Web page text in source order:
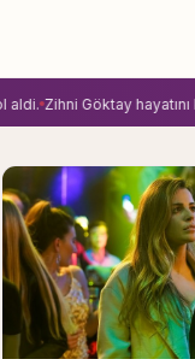
Zihni Göktay hayatını